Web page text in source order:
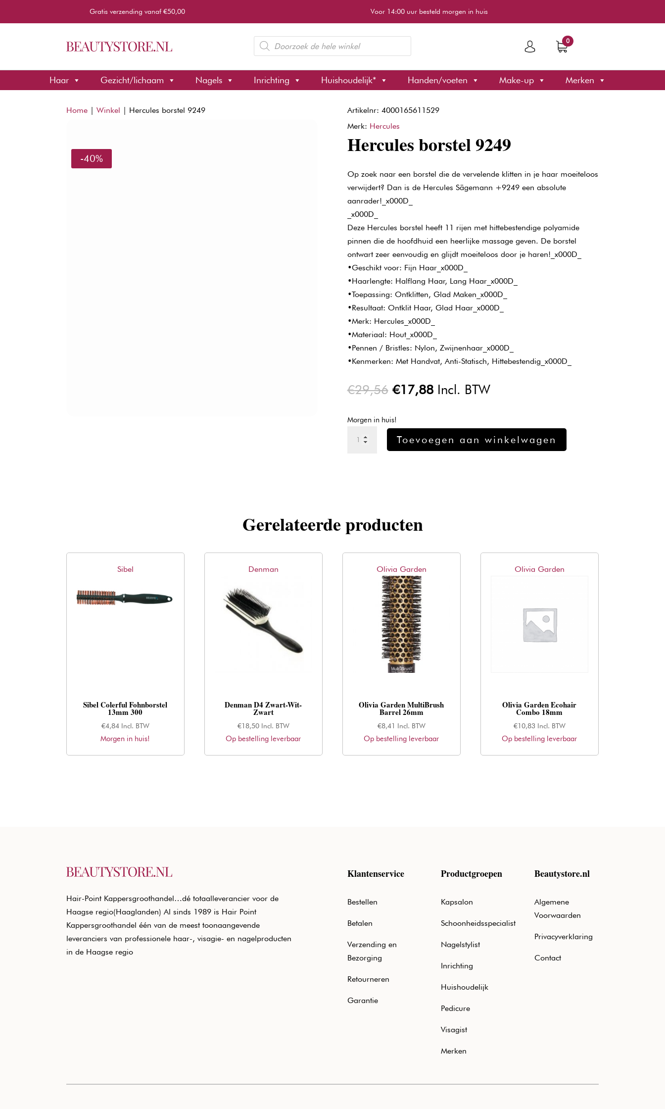
Gratis verzending vanaf €50,00 Voor 14:00 uur besteld morgen in huis
Producten
zoeken
0
Haar Gezicht/lichaam Nagels Inrichting Huishoudelijk* Handen/voeten Make-up Merken
Home |Winkel | Hercules borstel 9249
-40%
Artikelnr: 4000165611529
Merk: Hercules
Hercules borstel 9249
Op zoek naar een borstel die de vervelende klitten in je haar moeiteloos
verwijdert? Dan is de Hercules Sägemann +9249 een absolute
aanrader!_x000D_
_x000D_
Deze Hercules borstel heeft 11 rijen met hittebestendige polyamide
pinnen die de hoofdhuid een heerlijke massage geven. De borstel
ontwart zeer eenvoudig en glijdt moeiteloos door je haren!_x000D_
•Geschikt voor: Fijn Haar_x000D_
•Haarlengte: Halflang Haar, Lang Haar_x000D_
•Toepassing: Ontklitten, Glad Maken_x000D_
•Resultaat: Ontklit Haar, Glad Haar_x000D_
•Merk: Hercules_x000D_
•Materiaal: Hout_x000D_
•Pennen / Bristles: Nylon, Zwijnenhaar_x000D_
•Kenmerken: Met Handvat, Anti-Statisch, Hittebestendig_x000D_
€29,56 Oorspronkelijke
was:
€29,56.
€17,88Huidige
€17,88.
Incl. BTW
Morgen in huis!
borstel
Toevoegen aan winkelwagen
Gerelateerde producten
Sibel
Sibel Colerful Fohnborstel
13mm 300
€4,84 Incl. BTW
Morgen in huis!
Denman
Denman D4 Zwart-Wit-
Zwart
€18,50 Incl. BTW
Op bestelling leverbaar
Olivia Garden
Olivia Garden MultiBrush
Barrel 26mm
€8,41 Incl. BTW
Op bestelling leverbaar
Olivia Garden
Olivia Garden Ecohair
Combo 18mm
€10,83 Incl. BTW
Op bestelling leverbaar
Hair-Point Kappersgroothandel…dé totaalleverancier voor de
Haagse regio(Haaglanden) Al sinds 1989 is Hair Point
Kappersgroothandel één van de meest toonaangevende
leveranciers van professionele haar-, visagie- en nagelproducten
in de Haagse regio
Klantenservice
Bestellen
Betalen
Verzending en
Bezorging
Retourneren
Garantie
Productgroepen
Kapsalon
Schoonheidsspecialist
Nagelstylist
Inrichting
Huishoudelijk
Pedicure
Visagist
Merken
Beautystore.nl
Algemene
Voorwaarden
Privacyverklaring
Contact